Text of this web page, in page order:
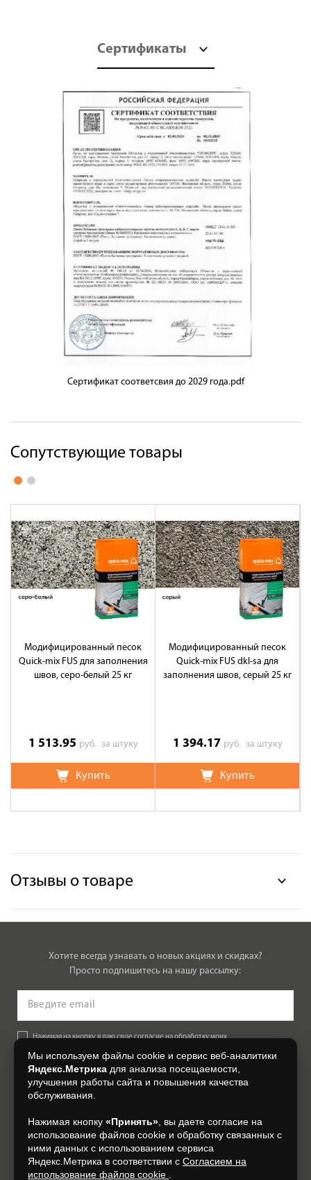
Сертификаты
Сертификат соответсвия до 2029 года.pdf
Сопутствующие товары
Модифицированный песок
Quick-mix FUS для заполнения
швов, серо-белый 25 кг
1 513.95 руб. за штуку
Купить
Модифицированный песок
Quick-mix FUS dkl-sa для
заполнения швов, серый 25 кг
1 394.17 руб. за штуку
Купить
Отзывы о товаре
Хотите всегда узнавать о новых акциях и скидках?
Просто подпишитесь на нашу рассылку:
Нажимая на кнопку, я даю свое согласие на обработку моих
Согласии на обработку персональных данных.
+7 (4812) 548-777
Мы используем файлы cookie и сервис веб-аналитики
Яндекс.Метрика для анализа посещаемости,
улучшения работы сайта и повышения качества
обслуживания.
Нажимая кнопку «Принять» , вы даете согласие на
использование файлов cookie и обработку связанных с
ними данных с использованием сервиса
Яндекс.Метрика в соответствии с Согласием на
использование файлов cookie